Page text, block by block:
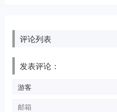
评论列表
发表评论：